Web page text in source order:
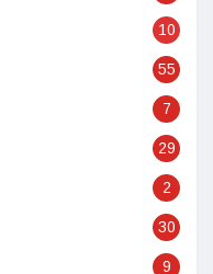
10
55
7
29
2
30
9